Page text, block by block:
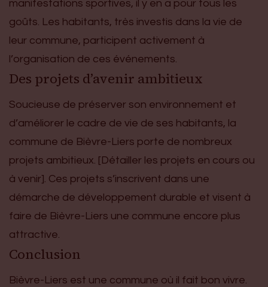
manifestations sportives, il y en a pour tous les
goûts. Les habitants, très investis dans la vie de
leur commune, participent activement à
l’organisation de ces événements.
Des projets d’avenir ambitieux
Soucieuse de préserver son environnement et
d’améliorer le cadre de vie de ses habitants, la
commune de Bièvre-Liers porte de nombreux
projets ambitieux. [Détailler les projets en cours ou
à venir]. Ces projets s’inscrivent dans une
démarche de développement durable et visent à
faire de Bièvre-Liers une commune encore plus
attractive.
Conclusion
Bièvre-Liers est une commune où il fait bon vivre.